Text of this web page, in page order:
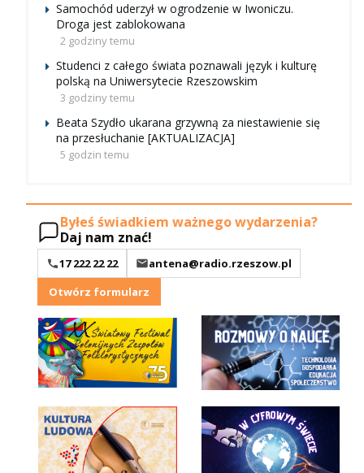
Samochód uderzył w ogrodzenie w Iwoniczu.
Droga jest zablokowana
2 godziny temu
Studenci z całego świata poznawali język i kulturę
polską na Uniwersytecie Rzeszowskim
3 godziny temu
Beata Szydło ukarana grzywną za niestawienie się
na przesłuchanie [AKTUALIZACJA]
5 godzin temu
Byłeś świadkiem ważnego wydarzenia?
Daj nam znać!
17 222 22 22
antena@radio.rzeszow.pl
Otwórz formularz